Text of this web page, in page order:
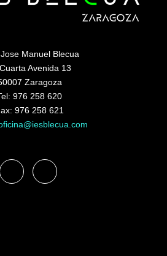
Manuel Blecua
Avenida 13
Zaragoza
976 258 620
976 258 621